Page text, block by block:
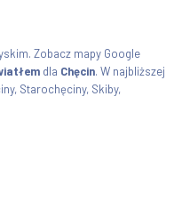
Zobacz mapy Google
dla Chęcin. W najbliższej
Starochęciny, Skiby,